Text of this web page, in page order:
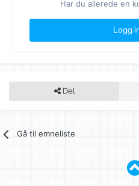
Har du allerede en
Logg
Del
Gå til emneliste